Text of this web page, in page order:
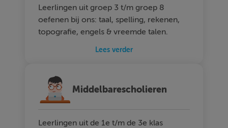
Leerlingen uit groep 3 t/m groep 8
oefenen bij ons: taal, spelling, rekenen,
topografie, engels & vreemde talen.
Lees verder
Middelbarescholieren
Leerlingen uit de 1e t/m de 3e klas